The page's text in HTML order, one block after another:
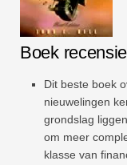
Boek recensie
Dit beste boek
nieuwelingen
grondslag
om meer
klasse van